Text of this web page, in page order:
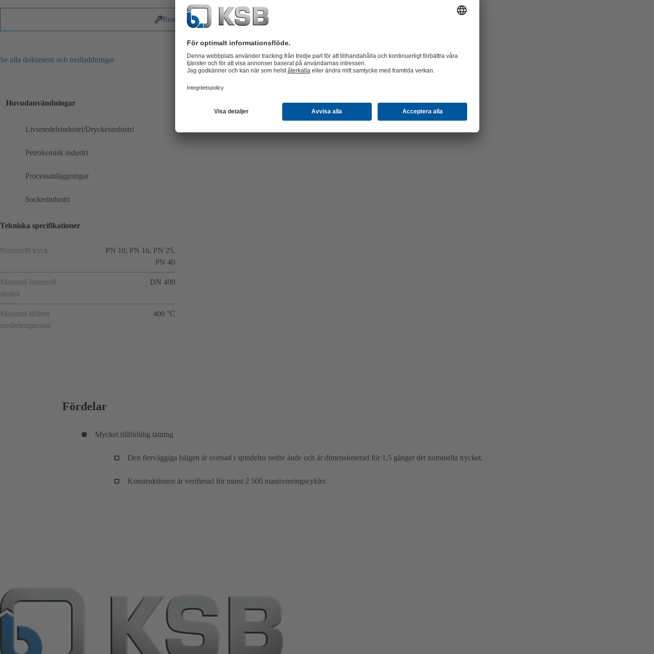
Reservdelar
Se alla dokument och nedladdningar
Huvudanvändningar
Livsmedelsindustri/Dryckesindustri
Petrokemisk industri
Processanläggningar
Sockerindustri
Tekniska specifikationer
Nominellt tryck
PN 10, PN 16, PN 25,
PN 40
Maximal nominell
storlek
DN 400
Maximal tillåten
medietemperatur
400 °C
Fördelar
Mycket tillförlitlig tätning
Den flerväggiga bälgen är svetsad i spindelns nedre ände och är dimensionerad för 1,5 gånger det nominella trycket.
Konstruktionen är verifierad för minst 2 500 manövreringscykler.